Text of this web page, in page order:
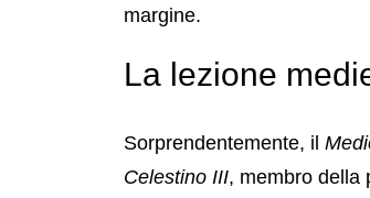
margine.
La lezione
Sorprendentemente, il
Celestino III, membro della